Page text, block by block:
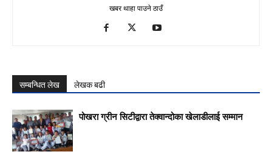
खबर थाहा पाउने ठाउँ
सम्बन्धित लेख लेखक बढी
पोखरा ग्रीन सिटीद्वारा तेक्वान्दोका खेलाडीलाई सम्मान